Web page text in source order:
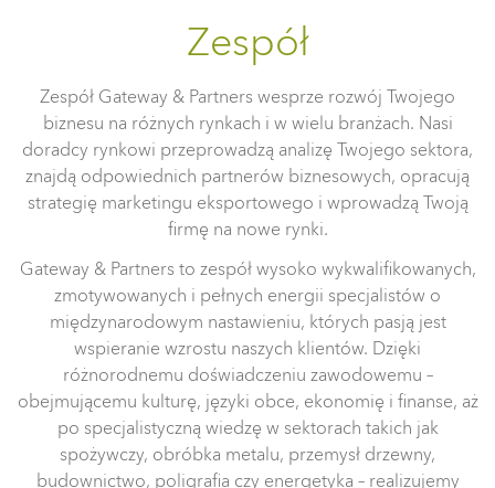
Zespół
Zespół Gateway & Partners wesprze rozwój Twojego
biznesu na różnych rynkach i w wielu branżach. Nasi
doradcy rynkowi przeprowadzą analizę Twojego sektora,
znajdą odpowiednich partnerów biznesowych, opracują
strategię marketingu eksportowego i wprowadzą Twoją
firmę na nowe rynki.
Gateway & Partners to zespół wysoko wykwalifikowanych,
zmotywowanych i pełnych energii specjalistów o
międzynarodowym nastawieniu, których pasją jest
wspieranie wzrostu naszych klientów. Dzięki
różnorodnemu doświadczeniu zawodowemu –
obejmującemu kulturę, języki obce, ekonomię i finanse, aż
po specjalistyczną wiedzę w sektorach takich jak
spożywczy, obróbka metalu, przemysł drzewny,
budownictwo, poligrafia czy energetyka – realizujemy